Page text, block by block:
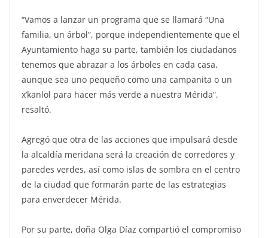
“Vamos a lanzar un programa que se llamará “Una
familia, un árbol”, porque independientemente que el
Ayuntamiento haga su parte, también los ciudadanos
tenemos que abrazar a los árboles en cada casa,
aunque sea uno pequeño como una campanita o un
x’kanlol para hacer más verde a nuestra Mérida”,
resaltó.
Agregó que otra de las acciones que impulsará desde
la alcaldía meridana será la creación de corredores y
paredes verdes, así como islas de sombra en el centro
de la ciudad que formarán parte de las estrategias
para enverdecer Mérida.
Por su parte, doña Olga Díaz compartió el compromiso